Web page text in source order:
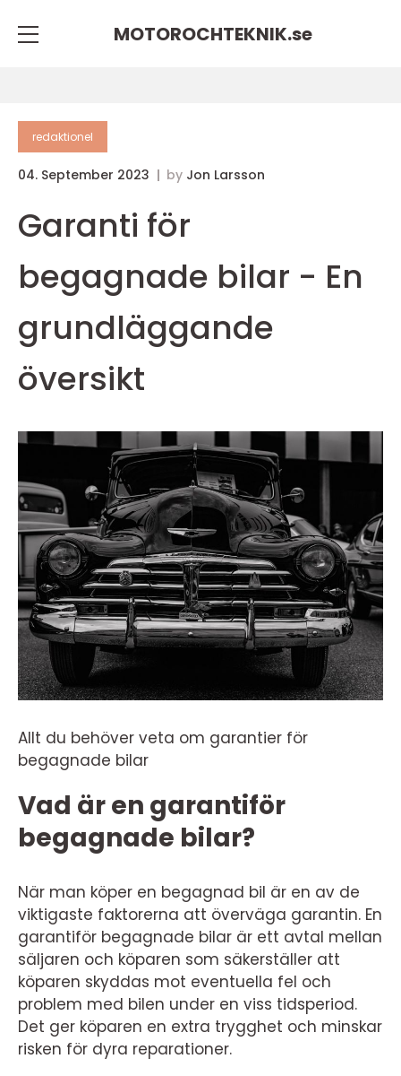
MOTOROCHTEKNIK.se
redaktionel
04. September 2023 by Jon Larsson
Garanti för
begagnade bilar - En
grundläggande
översikt
Allt du behöver veta om garantier för
begagnade bilar
Vad är en garantiför
begagnade bilar?
När man köper en begagnad bil är en av de
viktigaste faktorerna att överväga garantin. En
garantiför begagnade bilar är ett avtal mellan
säljaren och köparen som säkerställer att
köparen skyddas mot eventuella fel och
problem med bilen under en viss tidsperiod.
Det ger köparen en extra trygghet och minskar
risken för dyra reparationer.